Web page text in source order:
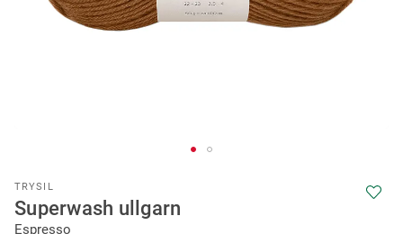
TRYSIL
Superwash ullgarn
Espresso
to
the